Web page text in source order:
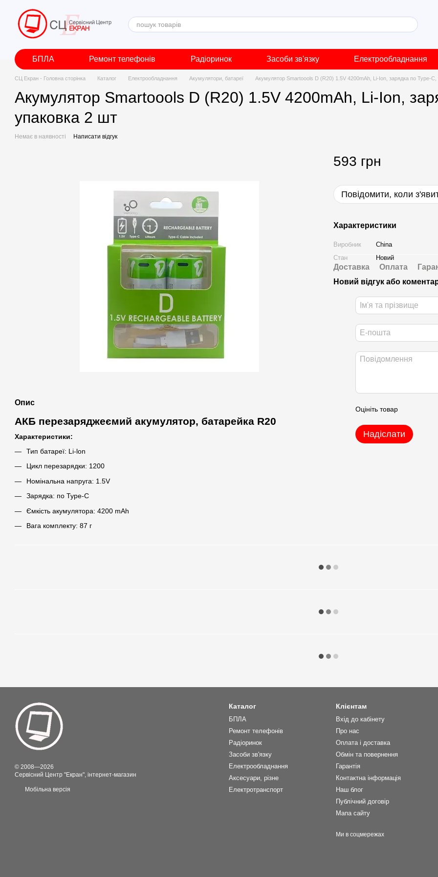
Перейти до основного контенту
БПЛА Ремонт телефонів Радіоринок Засоби зв'язку Електрообладнання
СЦ Екран - Головна сторінка Каталог Електрообладнання Акумулятори, батареї Акумулятор Smartoools D (R20) 1.5V 4200mAh, Li-Ion, зарядка по Type-
Акумулятор Smartoools D (R20) 1.5V 4200mAh, Li-Ion,
упаковка 2 шт
Немає в наявності Написати відгук
Опис
АКБ перезаряджеємий акумулятор, батарейка R20
Характеристики:
Тип батареї: Li-lon
Цикл перезарядки: 1200
Номінальна напруга: 1.5V
Зарядка: по Type-C
Ємкість акумулятора: 4200 mAh
Вага комплекту: 87 г
593 грн
Повідомити, коли
Характеристики
Виробник
China
Стан
Новий
Доставка Оплата
Новий відгук або
Оцініть товар
Надіслати
© 2008—2026
Сервісний Центр "Екран", інтернет-магазин
Мобільна версія
Каталог
БПЛА
Ремонт телефонів
Радіоринок
Засоби зв'язку
Електрообладнання
Аксесуари, різне
Електротранспорт
Клієнтам
Вхід до кабінету
Про нас
Оплата і доставка
Обмін та повернення
Гарантія
Контактна інформація
Наш блог
Публічний договір
Мапа сайту
Ми в соцмережах